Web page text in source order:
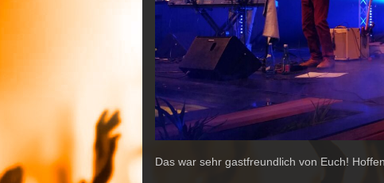
Das war sehr gastfreundlich von Euch!